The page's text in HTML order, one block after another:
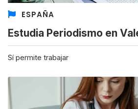
ESPAÑA
Estudia Periodismo en
Sí permite trabajar